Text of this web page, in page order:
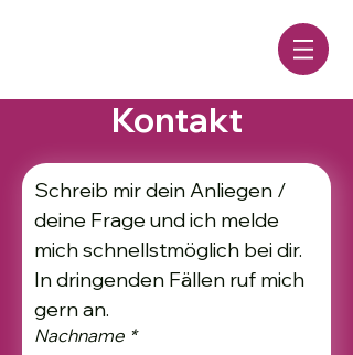
Kontakt
Schreib mir dein Anliegen /
deine Frage und ich melde
mich schnellstmöglich bei dir.
In dringenden Fällen ruf mich
gern an.
Nachname *